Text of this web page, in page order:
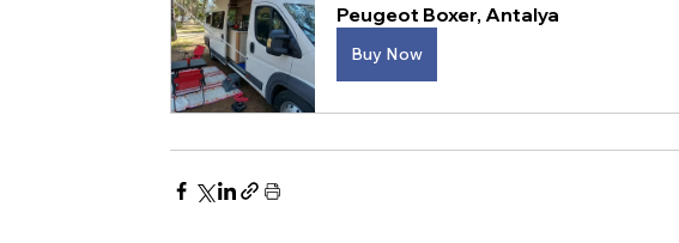
Peugeot Boxer, Antalya
Buy Now